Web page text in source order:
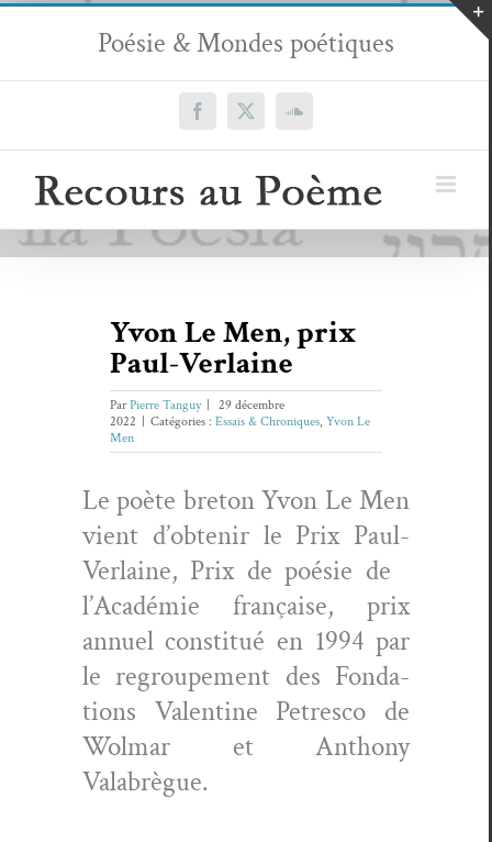
Passer
contenu
Poésie & Mondes poétiques
Facebook
X SoundCloud
Yvon Le Men, prix
Paul-Verlaine
ParPierre Tanguy
29 décembre
2022
Catégories : Essais & Chroniques, Yvon Le
Men
Le poète bre­ton Yvon Le Men
vient d’obtenir le Prix Paul-
Ver­laine, Prix de poésie de
l’Académie française, prix
annuel con­sti­tué en 1994 par
le regroupe­ment des Fon­da­
tions Valen­tine Petresco de
Wol­mar et Antho­ny
Valabrègue.